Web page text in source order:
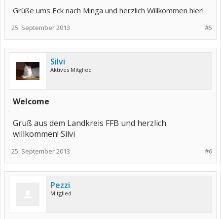
Grüße ums Eck nach Minga und herzlich Willkommen hier!
#5
25. September 2013
Silvi
Aktives Mitglied
Welcome
Gruß aus dem Landkreis FFB und herzlich
willkommen! Silvi
#6
25. September 2013
Pezzi
Mitglied